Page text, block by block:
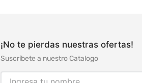
¡No te pierdas nuestras ofertas!
Suscríbete a nuestro Catalogo